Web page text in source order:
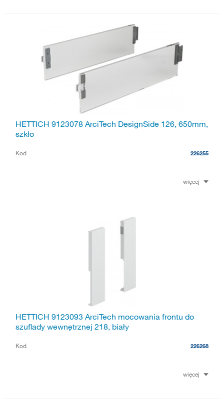
HETTICH 9123078 ArciTech DesignSide 126, 650mm,
szkło
Kod 226255
więcej
HETTICH 9123093 ArciTech mocowania frontu do
szuflady wewnętrznej 218, biały
Kod 226268
więcej